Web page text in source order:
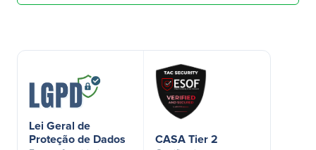
Lei Geral de
Proteção de Dados
CASA Tier 2